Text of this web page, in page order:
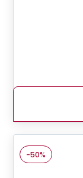
-50%